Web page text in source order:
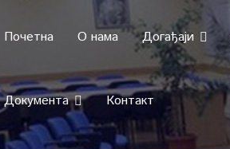
Почетна О нама Догађаји
Документа Контакт